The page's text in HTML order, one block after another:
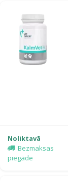
Noliktavā
Bezmaksas
piegāde